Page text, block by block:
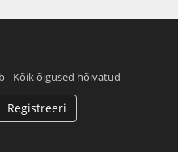
- Kõik õigused hõivatud
Registreeri